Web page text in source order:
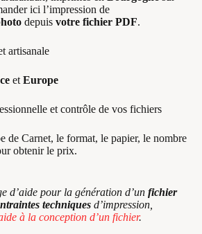
ici l’impression de
depuis votre fichier PDF.
artisanale
et Europe
et contrôle de vos fichiers
de Carnet, le format, le papier, le nombre
obtenir le prix.
d’aide pour la génération d’un fichier
techniques d’impression,
à la conception d’un fichier.